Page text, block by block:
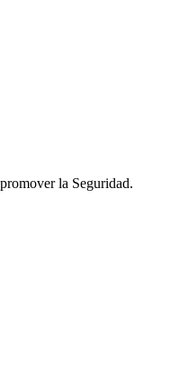
la Seguridad.